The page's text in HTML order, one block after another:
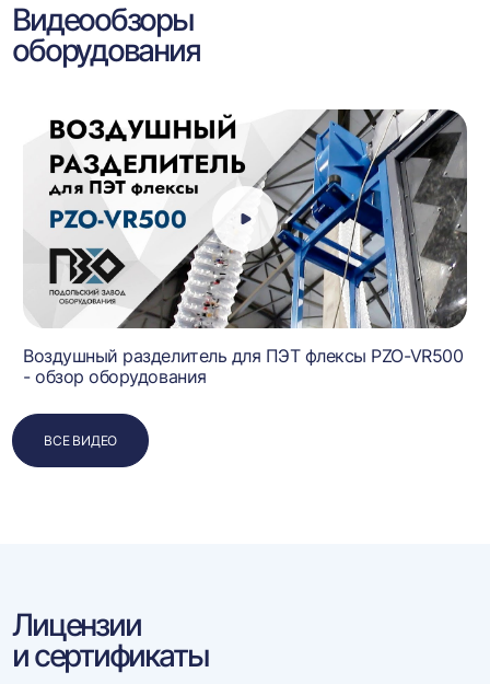
Видеообзоры
оборудования
Воздушный разделитель для ПЭТ флексы PZO-VR500
- обзор оборудования
ВСЕ ВИДЕО
Лицензии
и сертификаты